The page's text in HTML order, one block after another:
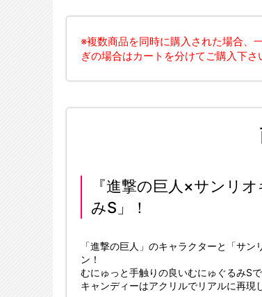
※複数商品を同時に購入された場合、
ぎの場合はカートを分けてご購入下さ
『進撃の巨人×サンリ
みS」！
「進撃の巨人」のキャラクターと「サ
ン！
むにゅっと手触りの良いむにゅぐるみSで
キャンディーはアクリルでリアルに再現